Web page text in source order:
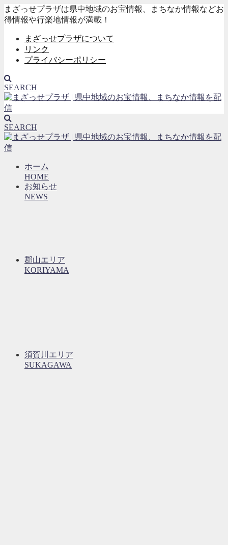
まざっせプラザは県中地域のお宝情報、まちなか情報などお
得情報や行楽地情報が満載！
まざっせプラザについて
リンク
プライバシーポリシー
SEARCH
SEARCH
ホーム
HOME
お知らせ
NEWS
郡山エリア
KORIYAMA
須賀川エリア
SUKAGAWA